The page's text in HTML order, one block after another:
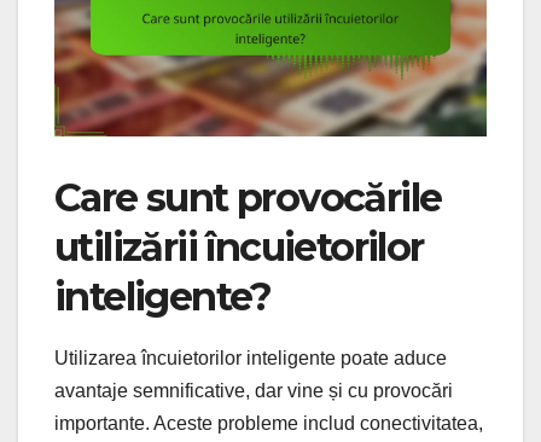
Care sunt provocările
utilizării încuietorilor
inteligente?
Utilizarea încuietorilor inteligente poate aduce
avantaje semnificative, dar vine și cu provocări
importante. Aceste probleme includ conectivitatea,